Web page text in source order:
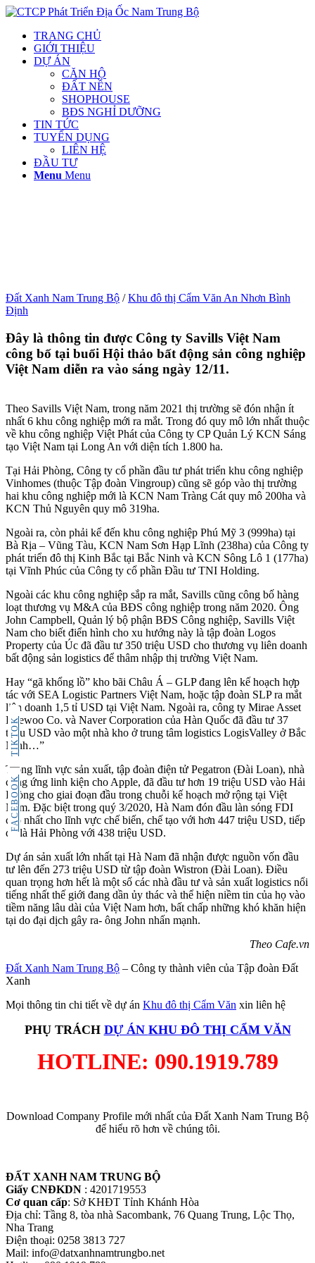
FACEBOOK
TIKTOK
TRANG CHỦ
GIỚI THIỆU
DỰ ÁN
CĂN HỘ
ĐẤT NỀN
SHOPHOUSE
BĐS NGHỈ DƯỠNG
TIN TỨC
TUYỂN DỤNG
LIÊN HỆ
ĐẦU TƯ
Menu Menu
Đất Xanh Nam Trung Bộ /Khu đô thị Cẩm Văn An Nhơn Bình
Định
Đây là thông tin được Công ty Savills Việt Nam
công bố tại buổi Hội thảo bất động sản công nghiệp
Việt Nam diễn ra vào sáng ngày 12/11.
Theo Savills Việt Nam, trong năm 2021 thị trường sẽ đón nhận ít
nhất 6 khu công nghiệp mới ra mắt. Trong đó quy mô lớn nhất thuộc
về khu công nghiệp Việt Phát của Công ty CP Quản Lý KCN Sáng
tạo Việt Nam tại Long An với diện tích 1.800 ha.
Tại Hải Phòng, Công ty cổ phần đầu tư phát triển khu công nghiệp
Vinhomes (thuộc Tập đoàn Vingroup) cũng sẽ góp vào thị trường
hai khu công nghiệp mới là KCN Nam Tràng Cát quy mô 200ha và
KCN Thủ Nguyên quy mô 319ha.
Ngoài ra, còn phải kể đến khu công nghiệp Phú Mỹ 3 (999ha) tại
Bà Rịa – Vũng Tàu, KCN Nam Sơn Hạp Lĩnh (238ha) của Công ty
phát triển đô thị Kinh Bắc tại Bắc Ninh và KCN Sông Lô 1 (177ha)
tại Vĩnh Phúc của Công ty cổ phần Đầu tư TNI Holding.
Ngoài các khu công nghiệp sắp ra mắt, Savills cũng công bố hàng
loạt thương vụ M&A của BĐS công nghiệp trong năm 2020. Ông
John Campbell, Quản lý bộ phận BĐS Công nghiệp, Savills Việt
Nam cho biết điển hình cho xu hướng này là tập đoàn Logos
Property của Úc đã đầu tư 350 triệu USD cho thương vụ liên doanh
bất động sản logistics để thâm nhập thị trường Việt Nam.
Hay “gã khổng lồ” kho bãi Châu Á – GLP đang lên kế hoạch hợp
tác với SEA Logistic Partners Việt Nam, hoặc tập đoàn SLP ra mắt
liên doanh 1,5 tỉ USD tại Việt Nam. Ngoài ra, công ty Mirae Asset
Daewoo Co. và Naver Corporation của Hàn Quốc đã đầu tư 37
triệu USD vào một nhà kho ở trung tâm logistics LogisValley ở Bắc
Ninh…”
Trong lĩnh vực sản xuất, tập đoàn điện tử Pegatron (Đài Loan), nhà
cung ứng linh kiện cho Apple, đã đầu tư hơn 19 triệu USD vào Hải
Phòng cho giai đoạn đầu trong chuỗi kế hoạch mở rộng tại Việt
Nam. Đặc biệt trong quý 3/2020, Hà Nam đón đầu làn sóng FDI
cao nhất cho lĩnh vực chế biến, chế tạo với hơn 447 triệu USD, tiếp
đó là Hải Phòng với 438 triệu USD.
Dự án sản xuất lớn nhất tại Hà Nam đã nhận được nguồn vốn đầu
tư lên đến 273 triệu USD từ tập đoàn Wistron (Đài Loan). Điều
quan trọng hơn hết là một số các nhà đầu tư và sản xuất logistics nổi
tiếng nhất thế giới đang dần ủy thác và thể hiện niềm tin của họ vào
tiềm năng lâu dài của Việt Nam hơn, bất chấp những khó khăn hiện
tại do đại dịch gây ra- ông John nhấn mạnh.
Theo Cafe.vn
Đất Xanh Nam Trung Bộ – Công ty thành viên của Tập đoàn Đất
Xanh
Mọi thông tin chi tiết về dự án Khu đô thị Cẩm Văn xin liên hệ
PHỤ TRÁCH DỰ ÁN KHU ĐÔ THỊ CẨM VĂN
HOTLINE: 090.1919.789
Download Company Profile mới nhất của Đất Xanh Nam Trung Bộ
để hiểu rõ hơn về chúng tôi.
ĐẤT XANH NAM TRUNG BỘ
Giấy CNĐKDN : 4201719553
Cơ quan cấp: Sở KHĐT Tỉnh Khánh Hòa
Địa chỉ: Tầng 8, tòa nhà Sacombank, 76 Quang Trung, Lộc Thọ,
Nha Trang
Điện thoại: 0258 3813 727
Mail: info@datxanhnamtrungbo.net